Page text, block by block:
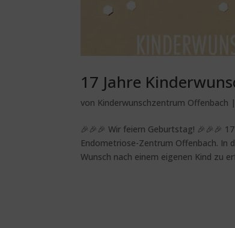
17 Jahre
von Kinderwunschzentrum Offenbach |
🎉🎉🎉 Wir feiern Geburtstag! 🎉🎉🎉
Endometriose-Zentrum Offenbach. In
Wunsch nach einem eigenen Kind zu